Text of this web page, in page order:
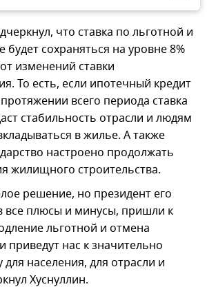
что ставка по льготной и
будет сохраняться на уровне 8%
изменений ставки
То есть, если ипотечный кредит
всего периода ставка
стабильность отрасли и людям
в жилье. А также
настроено продолжать
жилищного строительства.
решение, но президент его
все плюсы и минусы, пришли к
льготной и отмена
приведут нас к значительно
населения, для отрасли и
Хуснуллин.